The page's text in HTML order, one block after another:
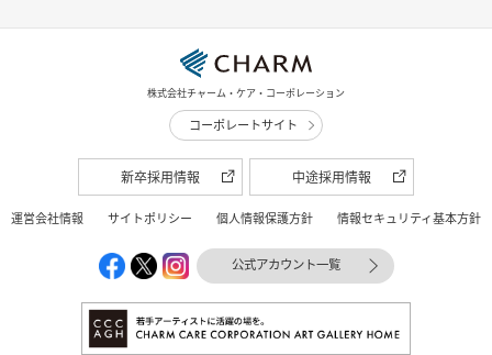
株式会社チャーム・ケア・コーポレーション
コーポレートサイト
新卒採用情報 中途採用情報
運営会社情報 サイトポリシー 個人情報保護方針 情報セキュリティ基本方針
公式アカウント一覧